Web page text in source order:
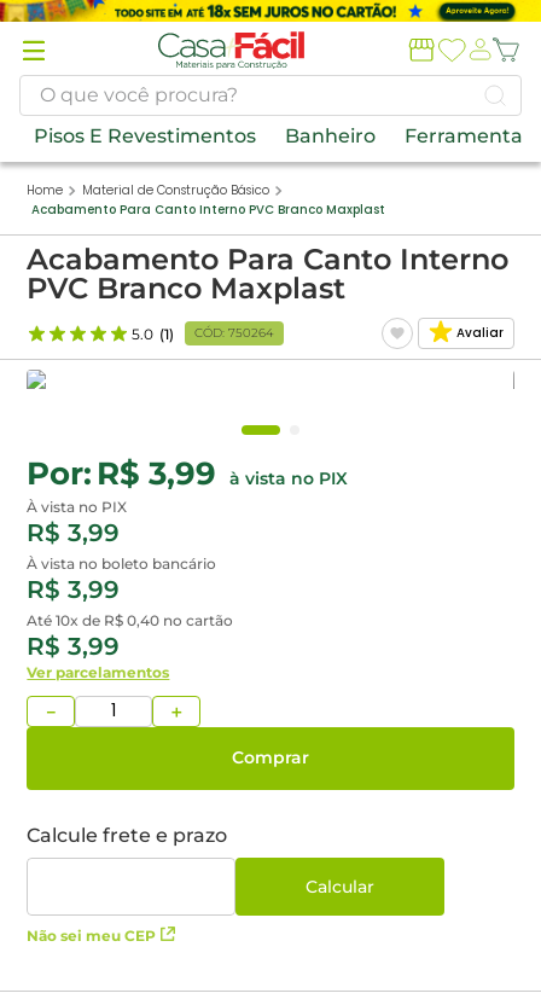
O que você procura?
Pisos E Revestimentos Banheiro Ferramentas
Material de Construção Básico
Acabamento Para Canto Interno PVC Branco Maxplast
Acabamento Para Canto Interno
PVC Branco Maxplast
5.0 1 CÓD:750264 Avaliar
R$ 3,99
À vista no PIX
R$ 3,99
À vista no boleto bancário
R$ 3,99
Até 10x de R$ 0,40 no cartão
R$ 3,99
Ver parcelamentos
＋
－
Comprar
Não sei meu CEP
Termos
mais
buscados
º
piso
3º
porta
4º
banheiros
5º
tinta
6º
forro pvc
7º
º
telha
10º argamassa